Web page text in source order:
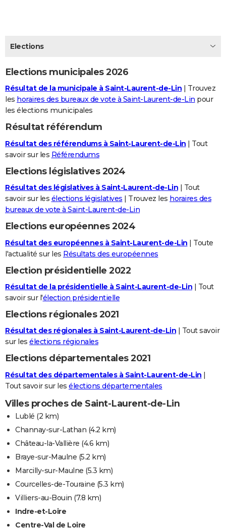
CARTE DE VOEUX
Carte de Noël
Carte Bonne année
Carte Saint-Valentin
Carte Pâques
Carte d'anniversaire
DICTIONNAIRE
Dictionnaire
Biographies
Citations
Expressions
Proverbes
PROGRAMME TV
S'inscrire
Se connecter
Lycées
Collèges
Primaires
Universités
Entreprises
Service militaire
Avis de recherche
AVIS DE DÉCÈS
FORUM
Bricolage
Lifestyle
Culture
Sport
Auto
Television
Voyage
Cinema
Elections
Elections municipales 2026
Résultat de la municipale à Saint-Laurent-de-Lin | Trouvez
les horaires des bureaux de vote à Saint-Laurent-de-Lin pour
les élections municipales
Résultat référendum
Résultat des référendums à Saint-Laurent-de-Lin | Tout
savoir sur les Référendums
Elections législatives 2024
Résultat des législatives à Saint-Laurent-de-Lin | Tout
savoir sur les élections législatives | Trouvez les horaires des
bureaux de vote à Saint-Laurent-de-Lin
Elections européennes 2024
Résultat des européennes à Saint-Laurent-de-Lin | Toute
l'actualité sur les Résultats des européennes
Election présidentielle 2022
Résultat de la présidentielle à Saint-Laurent-de-Lin | Tout
savoir sur l'élection présidentielle
Elections régionales 2021
Résultat des régionales à Saint-Laurent-de-Lin | Tout savoir
sur les élections régionales
Elections départementales 2021
Résultat des départementales à Saint-Laurent-de-Lin |
Tout savoir sur les élections départementales
Villes proches de Saint-Laurent-de-Lin
Lublé (2 km)
Channay-sur-Lathan (4.2 km)
Château-la-Vallière (4.6 km)
Braye-sur-Maulne (5.2 km)
Marcilly-sur-Maulne (5.3 km)
Courcelles-de-Touraine (5.3 km)
Villiers-au-Bouin (7.8 km)
Indre-et-Loire
Centre-Val de Loire